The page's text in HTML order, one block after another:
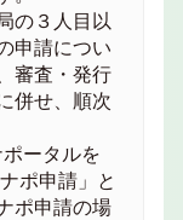
の３人目以
申請につい
審査・発行
併せ、順次
ータルを
ポ申請」と
ポ申請の場